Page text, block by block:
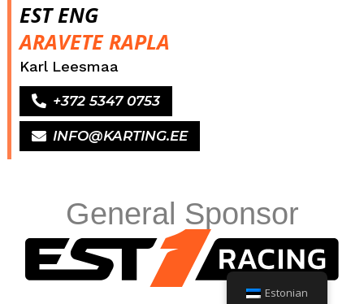
EST ENG
ARAVETE RAPLA
Karl Leesmaa
+372 5347 0753
INFO@KARTING.EE
General Sponsor
Estonian